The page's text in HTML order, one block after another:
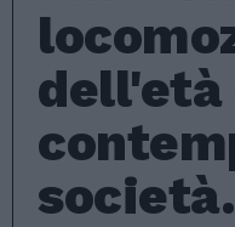
dell'età
società.